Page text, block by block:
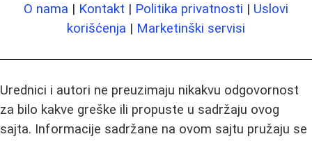
O nama | Kontakt | Politika privatnosti | Uslovi
korišćenja | Marketinški servisi
Urednici i autori ne preuzimaju nikakvu odgovornost
za bilo kakve greške ili propuste u sadržaju ovog
sajta. Informacije sadržane na ovom sajtu pružaju se